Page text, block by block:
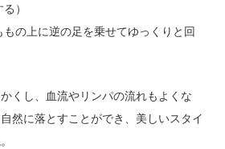
）
の上に逆の足を乗せてゆっくりと回
くし、血流やリンパの流れもよくな
然に落とすことができ、美しいスタイ